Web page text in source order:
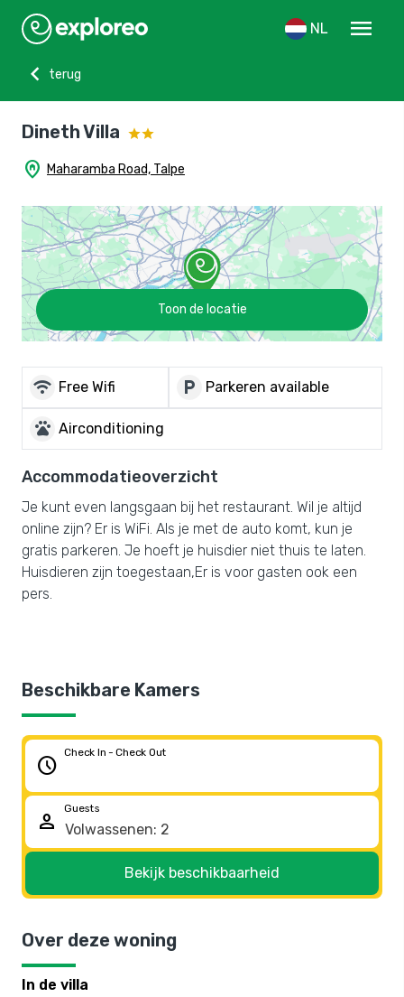
NL
menu
chevron_left
terug
Dineth Villa
home_pin Maharamba Road, Talpe
Toon de locatie
wifi Free Wifi local_parking Parkeren available
pets Airconditioning
Accommodatieoverzicht
Je kunt even langsgaan bij het restaurant. Wil je altijd
online zijn? Er is WiFi. Als je met de auto komt, kun je
gratis parkeren. Je hoeft je huisdier niet thuis te laten.
Huisdieren zijn toegestaan,Er is voor gasten ook een
pers.
Beschikbare Kamers
schedule
Check In - Check Out
person
Guests
Bekijk beschikbaarheid
Over deze woning
In de villa